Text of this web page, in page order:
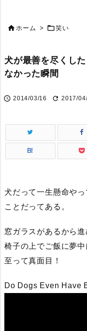
ホーム > 笑い
犬が最善を尽くし
なかった瞬間
 2014/03/16  2017/
B!
犬だって一生懸命や
ことだってある。
窓ガラスがあるから
椅子の上でご飯に夢
至って真面目！
Do Dogs Even Have